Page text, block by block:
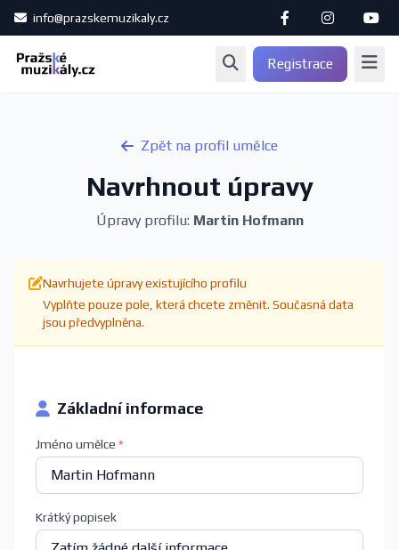
info@prazskemuzikaly.cz
Registrace
Zpět na profil umělce
Navrhnout úpravy
Úpravy profilu: Martin Hofmann
Navrhujete úpravy existujícího profilu
Vyplňte pouze pole, která chcete změnit. Současná data
jsou předvyplněna.
Základní informace
Jméno umělce *
Krátký popisek